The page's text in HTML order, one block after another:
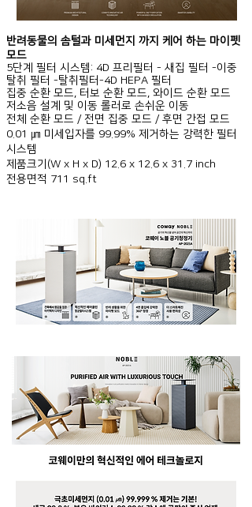
반려동물의 솜털과 미세먼지 까지 케어 하는 마이펫
모드
5단계 필터 시스템: 4D 프리필터 - 새집 필터 -이중
탈취 필터 -탈취필터-4D HEPA 필터
집중 순환 모드, 터보 순환 모드, 와이드 순환 모드
저소음 설계 및 이동 롤러로 손쉬운 이동
전체 순환 모드 / 전면 집중 모드 / 후면 간접 모드
0.01 ㎛ 미세입자를 99.99% 제거하는 강력한 필터
시스템
제품크기(W x H x D) 12.6 x 12.6 x 31.7 inch
전용면적 711 sq.ft